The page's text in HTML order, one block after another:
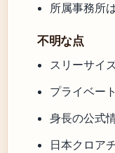
所属事務所
不明な点
スリーサイ
プライベー
身長の公式
日本クロア